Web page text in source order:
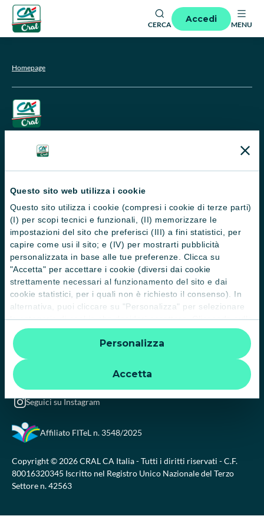
Questo sito web utilizza i cookie
Questo sito utilizza i cookie (compresi i cookie di terze parti)
(I) per scopi tecnici e funzionali, (II) memorizzare le
impostazioni del sito che preferisci (III) a fini statistici, per
capire come usi il sito; e (IV) per mostrarti pubblicità
personalizzata in base alle tue preferenze. Clicca su
"Accetta" per accettare i cookie (diversi dai cookie
strettamente necessari al funzionamento del sito e dai
cookie statistici, per i quali non è richiesto il consenso). In
alternativa, puoi cliccare su "Personalizza" per selezionare
le categorie di cookie che desideri accettare. Cliccando sulla
“X” le impostazioni predefinite vengono lasciate invariate e
quindi la navigazione può continuare senza cookie o altri
strumenti di tracciamento diversi da quelli tecnici. Per
ulteriori informazioni:
informativa privacy
Accetta
Personalizza
CERCA
Accedi
MENU
Homepage
CRAL CA Italia APS
Manuali utenti
Chi siamo
Impostazione cookie
Privacy e cookie policy
Credits
cralcaitalia@credit-agricole.it
Seguici su Instagram
Affiliato FITeL n. 3548/2025
Copyright © 2026 CRAL CA Italia - Tutti i diritti riservati - C.F.
80016320345 Iscritto nel Registro Unico Nazionale del Terzo
Settore n. 42563